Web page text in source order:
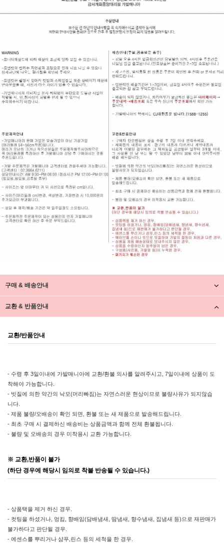
구매 & 배송안내
교환 & 반품안내
교환/반품안내
- 수령 후 3일이내에 가발매니아에 교환/환불 의사를 알려주시고, 7일이내에 상품이 도
착해야 가능합니다.
- 빗질에 의한 약간의 낙모(머리빠짐)는 자연스러운 현상이므로 불량사유가 되지않습
니다.
- 제품 불량/오배송이 확인 되면, 환불 또는 새 제품으로 발송해드립니다.
- 최초 구매 시 결제하신 배송비는 상품금액과 함께 전체 환불됩니다.
- 불량 및 오배송의 경우 미착용시 교환 가능합니다.
※ 교환,반품이 불가
(하단 경우에 해당시 임의로 착불 반송될 수 있습니다.)
- 상품택을 제거 하신 경우.
- 컷팅을 하셨거나, 엉킴, 향배임(담배냄새, 땀냄새, 향수냄새, 집냄새 등)으로 재판매가
불가하다고 판단될 경우.
- 에센스를 뿌리거나 샴푸,린스 등의 세척을 한 경우.